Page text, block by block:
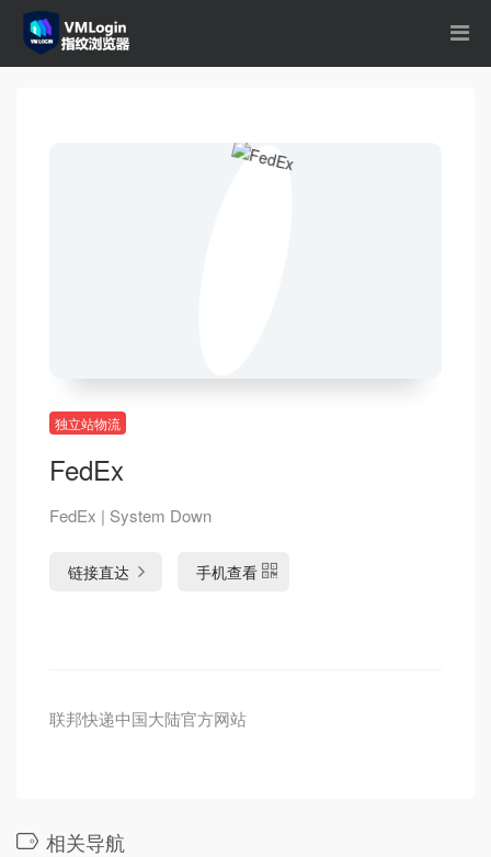
独立站物流
FedEx
FedEx | System Down
链接直达 手机查看
联邦快递中国大陆官方网站
相关导航